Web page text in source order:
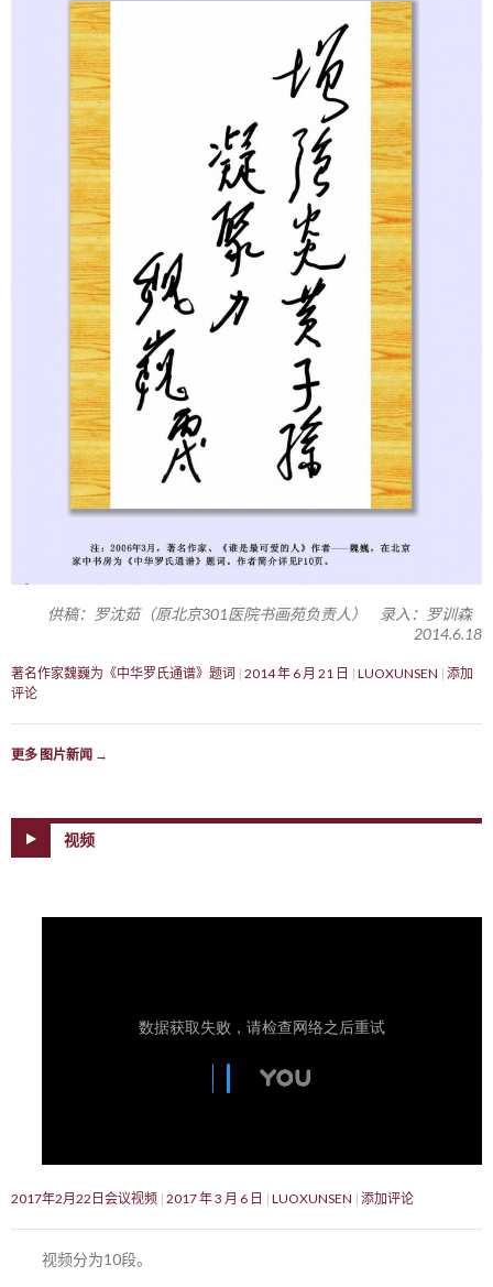
供稿：罗沈茹（原北京301医院书画苑负责人） 录入：罗训森
2014.6.18
著名作家魏巍为《中华罗氏通谱》题词 2014 年 6 月 21 日 LUOXUNSEN 添加
评论
更多 图片新闻 →
视频
2017年2月22日会议视频 2017 年 3 月 6 日 LUOXUNSEN 添加评论
视频分为10段。